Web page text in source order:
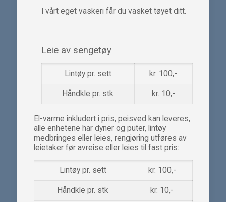
I vårt eget vaskeri får du vasket tøyet ditt.
Leie av sengetøy
Lintøy pr. sett kr. 100,-
Håndkle pr. stk kr. 10,-
El-varme inkludert i pris, peisved kan leveres,
alle enhetene har dyner og puter, lintøy
medbringes eller leies, rengjøring utføres av
leietaker før avreise eller leies til fast pris:
Lintøy pr. sett kr. 100,-
Håndkle pr. stk kr. 10,-